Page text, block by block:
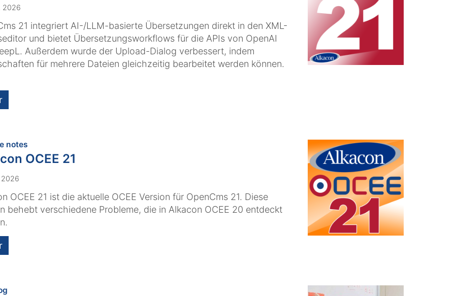
2026
21 integriert AI-/LLM-basierte Übersetzungen direkt in den XML-
und bietet Übersetzungsworkflows für die APIs von OpenAI
Außerdem wurde der Upload-Dialog verbessert, indem
für mehrere Dateien gleichzeitig bearbeitet werden können.
notes:
OCEE 21
2026
OCEE 21 ist die aktuelle OCEE Version für OpenCms 21. Diese
behebt verschiedene Probleme, die in Alkacon OCEE 20 entdeckt
: